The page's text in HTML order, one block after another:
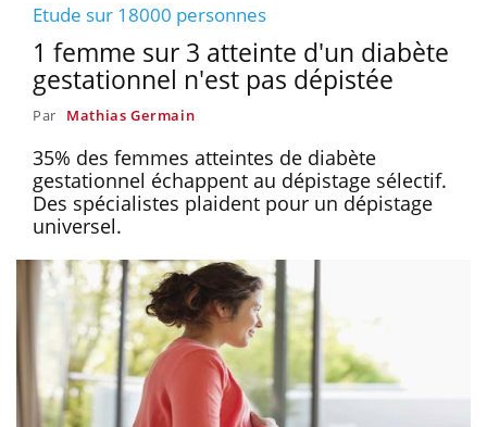
Etude sur 18000 personnes
1 femme sur 3 atteinte d'un diabète
gestationnel n'est pas dépistée
Par Mathias Germain
35% des femmes atteintes de diabète
gestationnel échappent au dépistage sélectif.
Des spécialistes plaident pour un dépistage
universel.